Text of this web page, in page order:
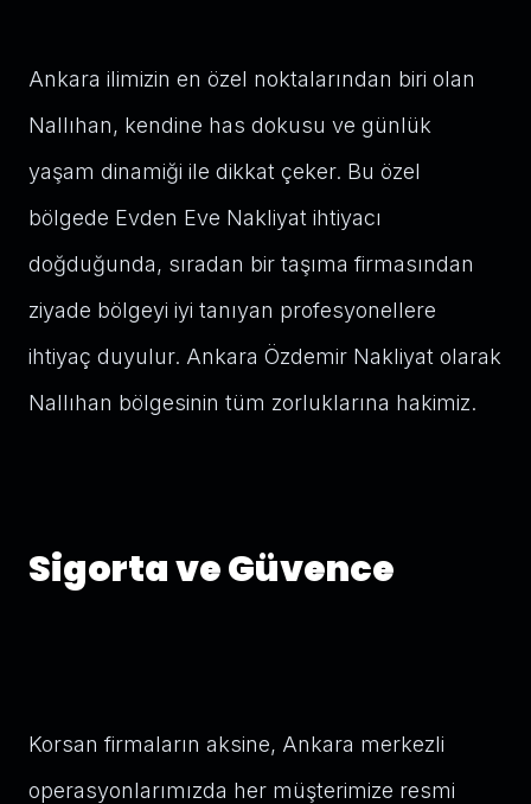
Ankara ilimizin en özel noktalarından biri olan
Nallıhan, kendine has dokusu ve günlük
yaşam dinamiği ile dikkat çeker. Bu özel
bölgede Evden Eve Nakliyat ihtiyacı
doğduğunda, sıradan bir taşıma firmasından
ziyade bölgeyi iyi tanıyan profesyonellere
ihtiyaç duyulur. Ankara Özdemir Nakliyat olarak
Nallıhan bölgesinin tüm zorluklarına hakimiz.
Sigorta ve Güvence
Korsan firmaların aksine, Ankara merkezli
operasyonlarımızda her müşterimize resmi